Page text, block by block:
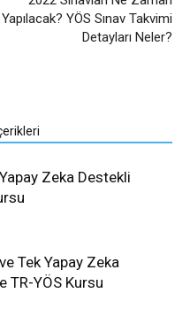
Yapılacak? YÖS Sınav Takvimi
Detayları Neler?
Zeka Destekli
Tek Yapay Zeka
TR-YÖS Kursu